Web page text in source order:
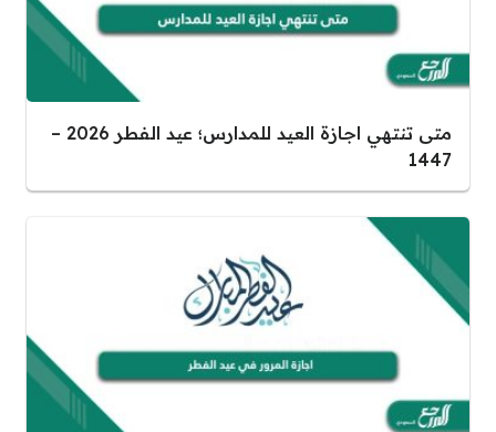
متى تنتهي اجازة العيد للمدارس؛ عيد الفطر 2026 –
1447